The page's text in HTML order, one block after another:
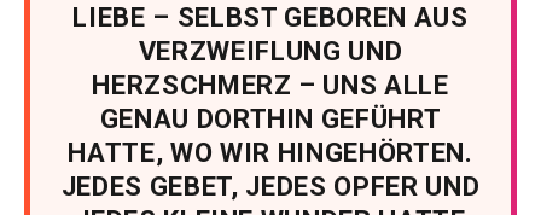
LIEBE – SELBST GEBOREN AUS
VERZWEIFLUNG UND
HERZSCHMERZ – UNS ALLE
GENAU DORTHIN GEFÜHRT
HATTE, WO WIR HINGEHÖRTEN.
JEDES GEBET, JEDES OPFER UND